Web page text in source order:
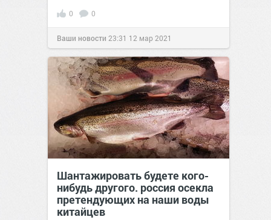
0 0
Ваши новости 23:31 12 мар 2021
Шантажировать будете кого-
нибудь другого. россия осекла
претендующих на наши воды
китайцев